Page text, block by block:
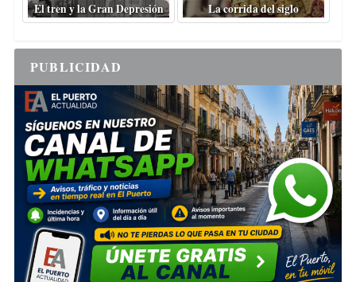
El tren y la Gran Depresión La corrida del siglo
PUBLICIDAD